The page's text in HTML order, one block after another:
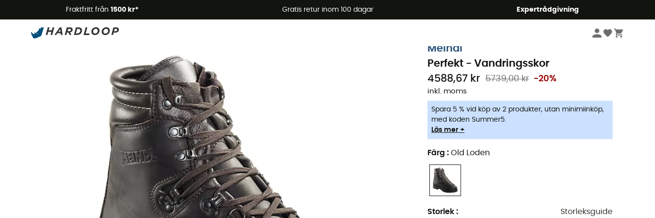
Fraktfritt från 1500 kr* Gratis retur inom 100 dagar Expertrådgivning
Sommarerbjudanden 🔥 -5 % EXTRA vid köp av 2 produkter* kod Summer5
Meindl
Perfekt - Vandringsskor
4588,67 kr 5739,00 kr -20%
inkl. moms
Spara 5 % vid köp av 2 produkter, utan minimiinköp,
med koden Summer5.
Läs mer +
Färg : Old Loden
Storlek : Storleksguide